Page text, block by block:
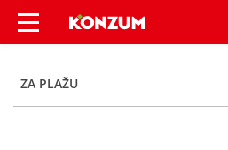
Postolje za
ZA PLAŽU